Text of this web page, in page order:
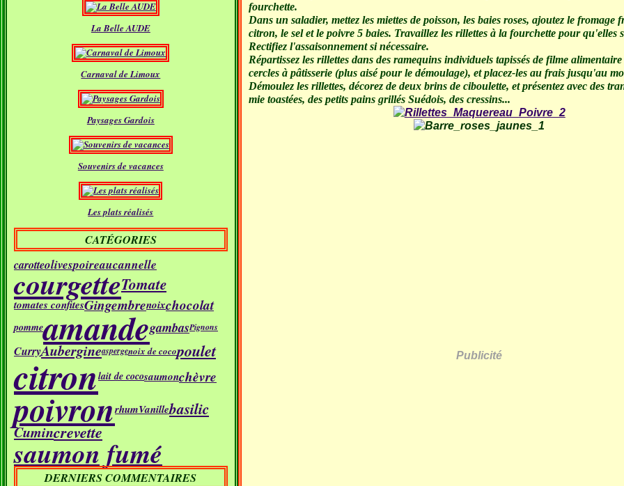
La Belle AUDE
Carnaval de Limoux
Paysages Gardois
Souvenirs de vacances
Les plats réalisés
CATÉGORIES
carotteolivespoireaucannelle
courgetteTomate
tomates confitesGingembrenoixchocolat
pommeamandegambasPignons
CurryAubergineaspergenoix de cocopoulet
citronlait de cocosaumonchèvre
poivronrhumVanillebasilic
Cumincrevette
saumon fumé
DERNIERS COMMENTAIRES
fourchette.
Dans un saladier, mettez les miettes de poisson, les baies roses, ajoutez le fromage
citron, le sel et le poivre 5 baies. Travaillez les rillettes à la fourchette pour qu'elles
Rectifiez l'assaisonnement si nécessaire.
Répartissez les rillettes dans des ramequins individuels tapissés de filme alimentaire
cercles à pâtisserie (plus aisé pour le démoulage), et placez-les au frais jusqu'au
Démoulez les rillettes, décorez de deux brins de ciboulette, et présentez avec des
mie toastées, des petits pains grillés Suédois, des cressins...
Publicité